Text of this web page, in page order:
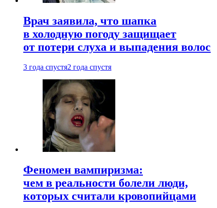
Врач заявила, что шапка
в холодную погоду защищает
от потери слуха и выпадения волос
3 года спустя2 года спустя
Феномен вампиризма:
чем в реальности болели люди,
которых считали кровопийцами